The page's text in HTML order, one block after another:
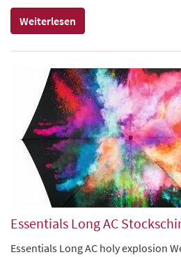
Weiterlesen
Essentials Long AC
Essentials Long AC holy explosion